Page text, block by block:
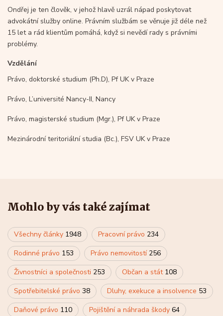
Ondřej je ten člověk, v jehož hlavě uzrál nápad poskytovat
advokátní služby online. Právním službám se věnuje již déle než
15 let a rád klientům pomáhá, když si nevědí rady s právními
problémy.
Vzdělání
Právo, doktorské studium (Ph.D), Pf UK v Praze
Právo, L’université Nancy-II, Nancy
Právo, magisterské studium (Mgr.), Pf UK v Praze
Mezinárodní teritoriální studia (Bc.), FSV UK v Praze
Mohlo by vás také zajímat
Všechny články 1948 Pracovní právo 234
Rodinné právo 153 Právo nemovitostí 256
Živnostníci a společnosti 253 Občan a stát 108
Spotřebitelské právo 38 Dluhy, exekuce a insolvence 53
Daňové právo 110 Pojištění a náhrada škody 64